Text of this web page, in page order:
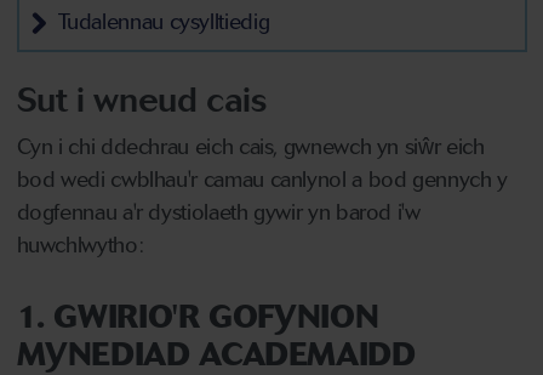
Tudalennau cysylltiedig
Sut i wneud cais
Cyn i chi ddechrau eich cais, gwnewch yn siŵr eich
bod wedi cwblhau'r camau canlynol a bod gennych y
dogfennau a'r dystiolaeth gywir yn barod i'w
huwchlwytho:
1. GWIRIO'R GOFYNION
MYNEDIAD ACADEMAIDD